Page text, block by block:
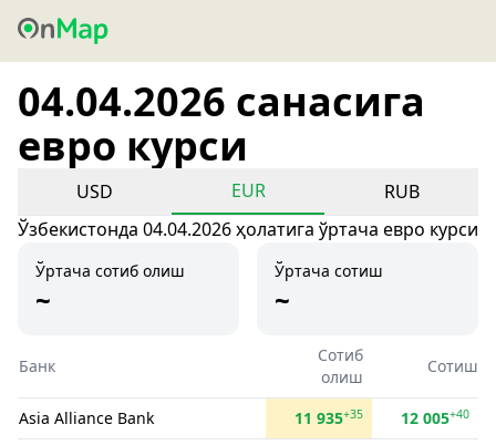
04.04.2026 санасига
евро курси
USD EUR
RUB
Ўзбекистонда 04.04.2026 ҳолатига ўртача евро курси
Ўртача сотиб олиш
~
Ўртача сотиш
~
Банк
Сотиб
олиш
Сотиш
Asia Alliance Bank 11 935+35 12 005+40